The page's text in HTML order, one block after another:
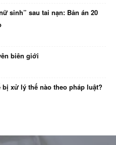
sinh” sau tai nạn: Bản án 20
biên giới
xử lý thế nào theo pháp luật?